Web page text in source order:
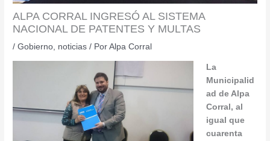
ALPA CORRAL INGRESÓ AL SISTEMA
NACIONAL DE PATENTES Y MULTAS
/Gobierno noticias / PorAlpa Corral
La
Municipalid
ad de Alpa
Corral, al
igual que
cuarenta